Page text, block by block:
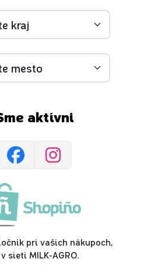
aktívni
pri vašich nákupoch,
sieti MILK-AGRO.